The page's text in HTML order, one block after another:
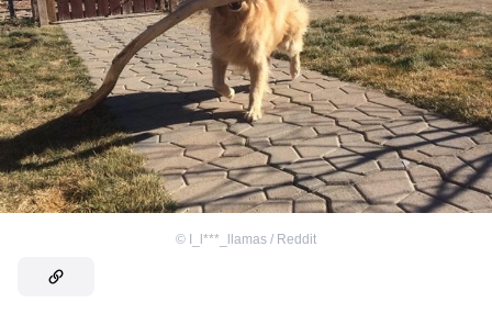
© I_l***_llamas / Reddit